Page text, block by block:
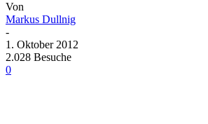
Von
Markus Dullnig
-
1. Oktober 2012
2.028 Besuche
0